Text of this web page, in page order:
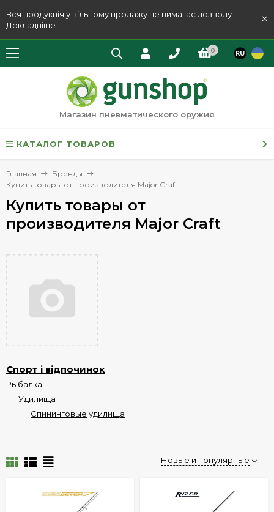
Вся продукція у вільному продажу не вимагає дозволу.
Докладніше
×
0
Магазин пневматического оружия
КАТАЛОГ ТОВАРОВ
Главная
Бренды
Купить товары от производителя Major Craft
Купить товары от
производителя Major Craft
Спорт і відпочинок
Рыбалка
Удилища
Спининговые удилища
Новые и популярные